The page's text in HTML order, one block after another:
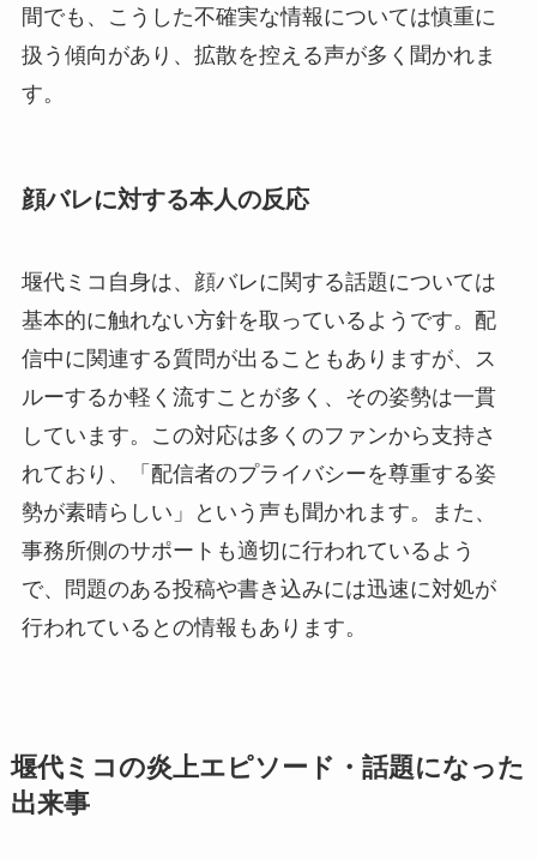
間でも、こうした不確実な情報については慎重に
扱う傾向があり、拡散を控える声が多く聞かれま
す。
顔バレに対する本人の反応
堰代ミコ自身は、顔バレに関する話題については
基本的に触れない方針を取っているようです。配
信中に関連する質問が出ることもありますが、ス
ルーするか軽く流すことが多く、その姿勢は一貫
しています。この対応は多くのファンから支持さ
れており、「配信者のプライバシーを尊重する姿
勢が素晴らしい」という声も聞かれます。また、
事務所側のサポートも適切に行われているよう
で、問題のある投稿や書き込みには迅速に対処が
行われているとの情報もあります。
堰代ミコの炎上エピソード・話題になった
出来事